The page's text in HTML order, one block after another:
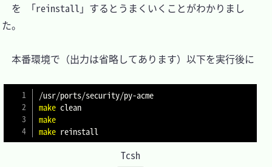
を 「reinstall」するとうまくいくことがわかりまし
た。
本番環境で（出力は省略してあります）以下を実行後に
/usr/ports/security/py-acme
make
clean
make
make
reinstall
Tcsh